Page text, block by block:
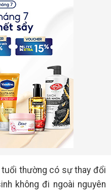
thường có sự thay đổi
không đi ngoài nguyên